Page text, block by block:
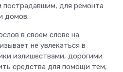
пострадавшим, для ремонта
домов.
в своем слове на
не увлекаться в
излишествами, дорогими
средства для помощи тем,